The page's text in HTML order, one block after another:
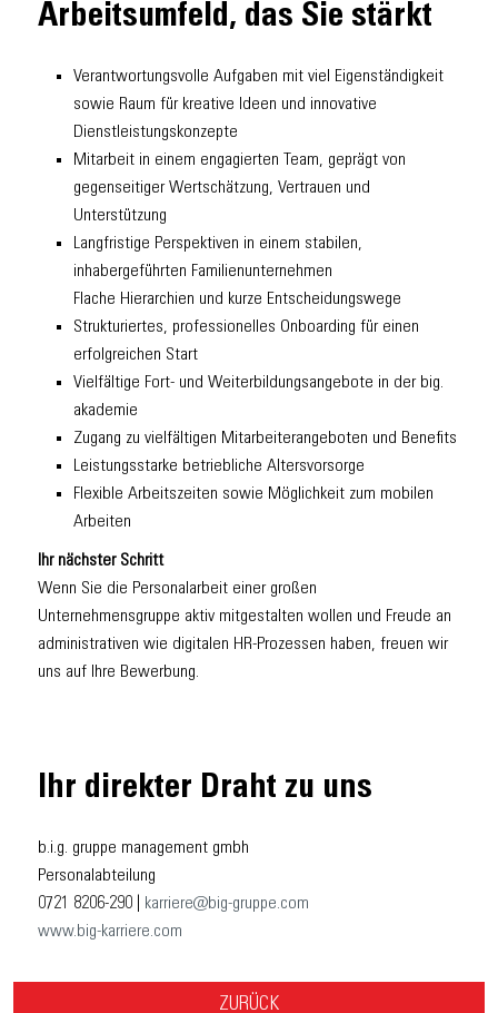
Arbeitsumfeld, das Sie stärkt
Verantwortungsvolle Aufgaben mit viel Eigenständigkeit
sowie Raum für kreative Ideen und innovative
Dienstleistungskonzepte
Mitarbeit in einem engagierten Team, geprägt von
gegenseitiger Wertschätzung, Vertrauen und
Unterstützung
Langfristige Perspektiven in einem stabilen,
inhabergeführten Familienunternehmen
Flache Hierarchien und kurze Entscheidungswege
Strukturiertes, professionelles Onboarding für einen
erfolgreichen Start
Vielfältige Fort- und Weiterbildungsangebote in der big.
akademie
Zugang zu vielfältigen Mitarbeiterangeboten und Benefits
Leistungsstarke betriebliche Altersvorsorge
Flexible Arbeitszeiten sowie Möglichkeit zum mobilen
Arbeiten
Ihr nächster Schritt
Wenn Sie die Personalarbeit einer großen
Unternehmensgruppe aktiv mitgestalten wollen und Freude an
administrativen wie digitalen HR-Prozessen haben, freuen wir
uns auf Ihre Bewerbung.
Ihr direkter Draht zu uns
b.i.g. gruppe management gmbh
Personalabteilung
0721 8206-290 |
karriere@big-gruppe.com
www.big-karriere.com
ZURÜCK